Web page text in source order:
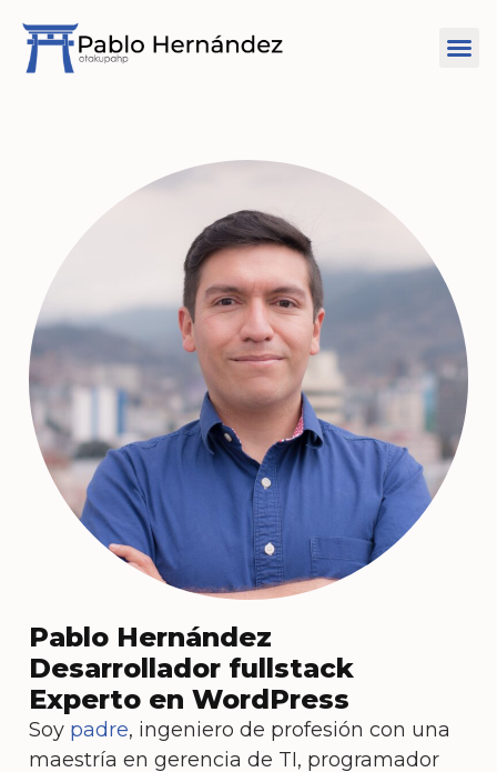
Pablo Hernández
Desarrollador fullstack
Experto en WordPress
Soy padre, ingeniero de profesión con una
maestría en gerencia de TI, programador